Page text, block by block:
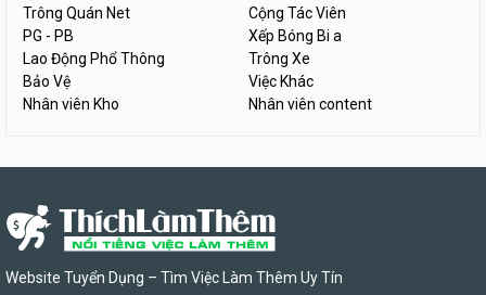
Trông Quán Net
Cộng Tác Viên
PG - PB
Xếp Bóng Bi a
Lao Động Phổ Thông
Trông Xe
Bảo Vệ
Việc Khác
Nhân viên Kho
Nhân viên content
Website Tuyển Dụng – Tìm Việc Làm Thêm Uy Tín